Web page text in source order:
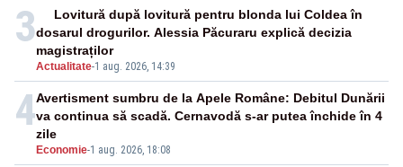
3
Actualitate-1 aug. 2026, 14:39
Lovitură după lovitură pentru blonda lui Coldea în
dosarul drogurilor. Alessia Păcuraru explică decizia
magistraților
4
Economie-1 aug. 2026, 18:08
Avertisment sumbru de la Apele Române: Debitul Dunării
va continua să scadă. Cernavodă s-ar putea închide în 4
zile